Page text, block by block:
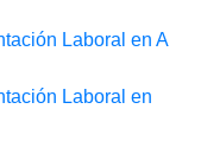
Laboral en A
Laboral en